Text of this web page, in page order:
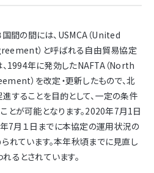
国間の間には、USMCA（United
）と呼ばれる自由貿易協定
、1994年に発効したNAFTA（North
）を改定・更新したもので、北
することを目的として、一定の条件
とが可能となります。2020年7月1日
7月１日までに本協定の運用状況の
れています。本年秋頃までに見直し
るとされています。